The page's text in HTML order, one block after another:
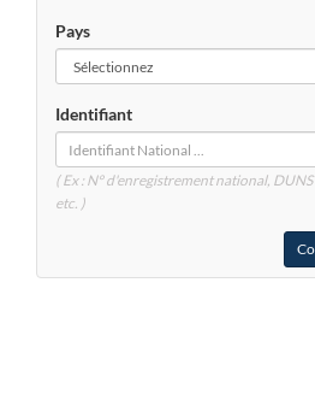
Pays
Identifiant
( Ex : N° d'enregistrement national, DUNS
etc. )